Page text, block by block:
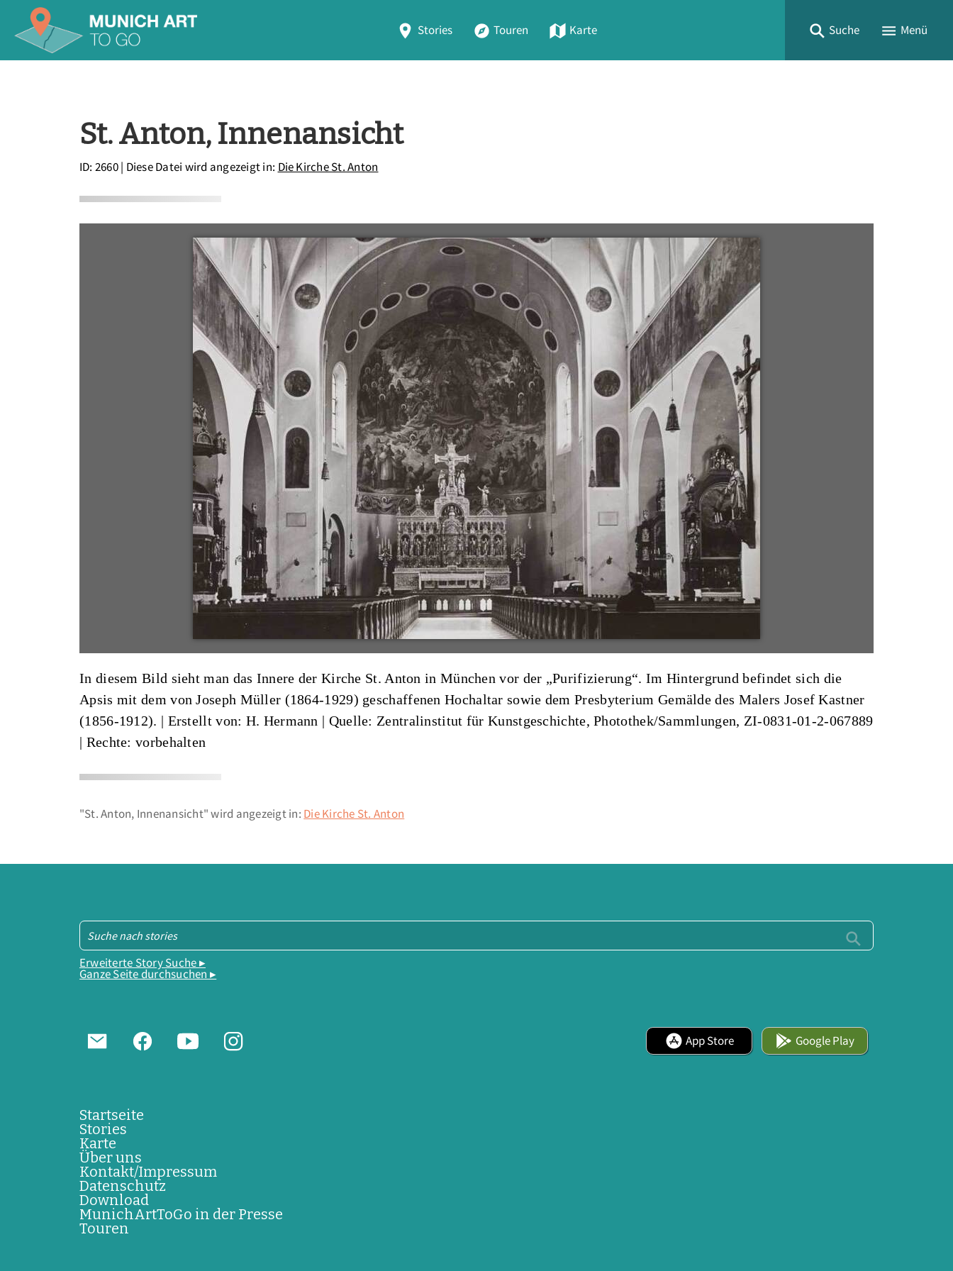
Stories Touren Karte Suche Menü
St. Anton, Innenansicht
ID: 2660| Diese Datei wird angezeigt in: Die Kirche St. Anton
In diesem Bild sieht man das Innere der Kirche St. Anton in München vor der „Purifizierung“. Im Hintergrund befindet sich die
Apsis mit dem von Joseph Müller (1864-1929) geschaffenen Hochaltar sowie dem Presbyterium Gemälde des Malers Josef Kastner
(1856-1912). | Erstellt von: H. Hermann | Quelle: Zentralinstitut für Kunstgeschichte, Photothek/Sammlungen, ZI-0831-01-2-067889
| Rechte: vorbehalten
"St. Anton, Innenansicht" wird angezeigt in: Die Kirche St. Anton
Erweiterte Story Suche ▸
Ganze Seite durchsuchen ▸
App Store Google Play
Startseite
Stories
Karte
Über uns
Kontakt/Impressum
Datenschutz
Download
MunichArtToGo in der Presse
Touren